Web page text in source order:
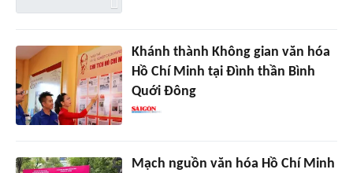
Khánh thành Không gian văn hóa
Hồ Chí Minh tại Đình thần Bình
Quới Đông
Mạch nguồn văn hóa Hồ Chí Minh